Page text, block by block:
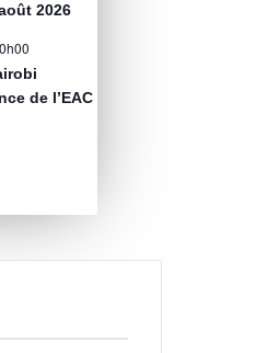
2026
de l’EAC